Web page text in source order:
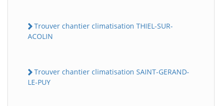
Trouver chantier climatisation THIEL-SUR-
ACOLIN
Trouver chantier climatisation SAINT-GERAND-
LE-PUY